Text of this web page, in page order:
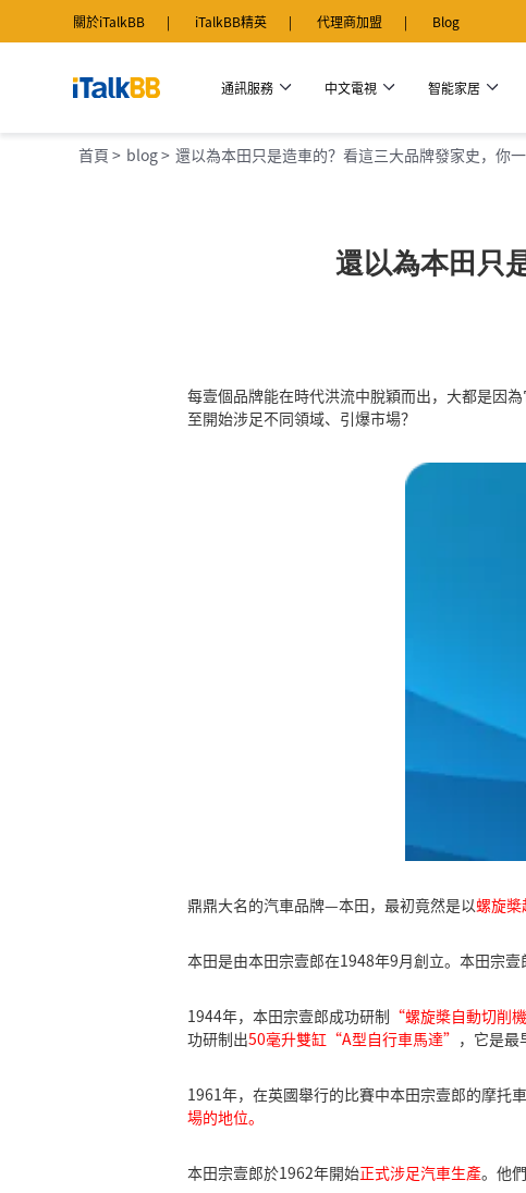
關於iTalkBB iTalkBB精英 代理商加盟 Blog
通訊服務 中文電視 智能家居
首頁 > blog > 還以為本田只是造車的？看這三大品牌發家史，你
還以為本田只
每壹個品牌能在時代洪流中脫穎而出，大都是因
至開始涉足不同領域、引爆市場？
鼎鼎大名的汽車品牌—本田，最初竟然是以螺旋槳
本田是由本田宗壹郎在1948年9月創立。本田宗
1944年，本田宗壹郎成功研制 “螺旋槳自動切削
功研制出50毫升雙缸“A型自行車馬達” ，它是
1961年，在英國舉行的比賽中本田宗壹郎的摩托
場的地位。
本田宗壹郎於1962年開始正式涉足汽車生產。他